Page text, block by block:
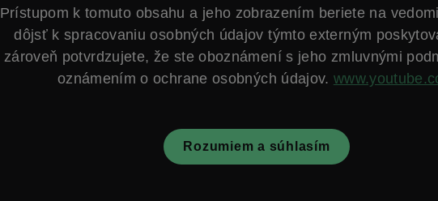
Prístupom k tomuto obsahu a jeho zobrazením beriete na
dôjsť k spracovaniu osobných údajov týmto externým
zároveň potvrdzujete, že ste oboznámení s jeho zmluvnými
oznámením o ochrane osobných údajov.
Rozumiem a súhlasím